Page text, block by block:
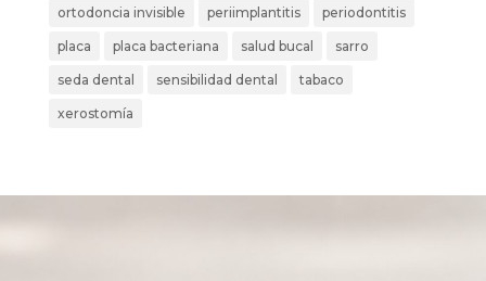
ortodoncia invisible periimplantitis periodontitis
placa placa bacteriana salud bucal sarro
seda dental sensibilidad dental tabaco
xerostomía